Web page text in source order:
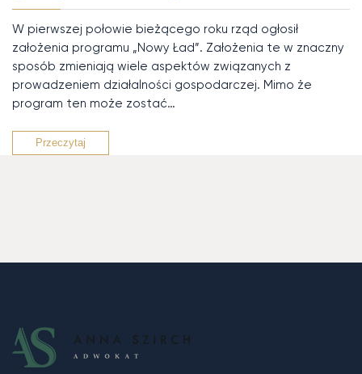
W pierwszej połowie bieżącego roku rząd ogłosił
założenia programu „Nowy Ład”. Założenia te w znaczny
sposób zmieniają wiele aspektów związanych z
prowadzeniem działalności gospodarczej. Mimo że
program ten może zostać…
Przeczytaj